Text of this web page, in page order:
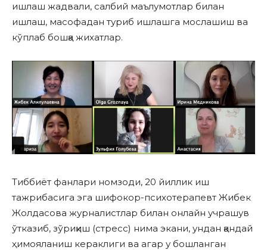
ишлаш жадвали, салбий маълумотлар билан
ишлаш, масофадан туриб ишлашга мослашиш ва
кўплаб бошқа жихатлар.
Тиббиёт фанлари номзоди, 20 йиллик иш
тажрибасига эга шифокор-психотерапевт Жибек
Жолдасова журналистлар билан онлайн учрашув
ўтказиб, зўриқиш (стресс) нима экани, ундан қандай
ҳимояланиш кераклиги ва агар у бошланган